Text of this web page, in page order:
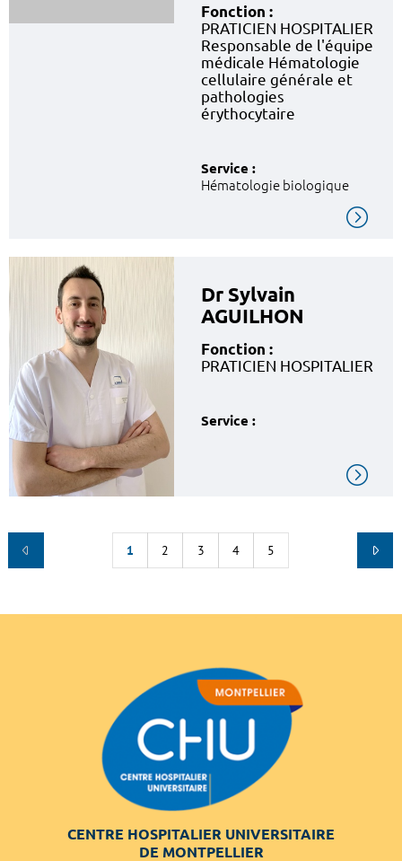
Fonction :
PRATICIEN HOSPITALIER
Responsable de l'équipe
médicale Hématologie
cellulaire générale et
pathologies
érythocytaire
Service :
Hématologie biologique
Dr Sylvain
AGUILHON
Fonction :
PRATICIEN HOSPITALIER
Service :
1 2 3 4 5
CENTRE HOSPITALIER UNIVERSITAIRE
DE MONTPELLIER